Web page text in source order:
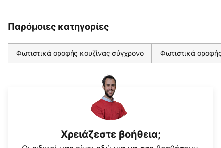
Παρόμοιες κατηγορίες
Φωτιστικά οροφής κουζίνας σύγχρονο Φωτιστικά
Χρειάζεστε βοήθεια;